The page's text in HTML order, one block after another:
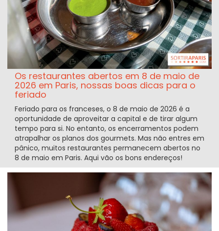
Os restaurantes abertos em 8 de maio de
2026 em Paris, nossas boas dicas para o
feriado
Feriado para os franceses, o 8 de maio de 2026 é a
oportunidade de aproveitar a capital e de tirar algum
tempo para si. No entanto, os encerramentos podem
atrapalhar os planos dos gourmets. Mas não entres em
pânico, muitos restaurantes permanecem abertos no
8 de maio em Paris. Aqui vão os bons endereços!